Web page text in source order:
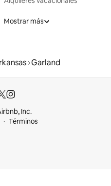
Mostrar más
Garland
Inc.
Términos